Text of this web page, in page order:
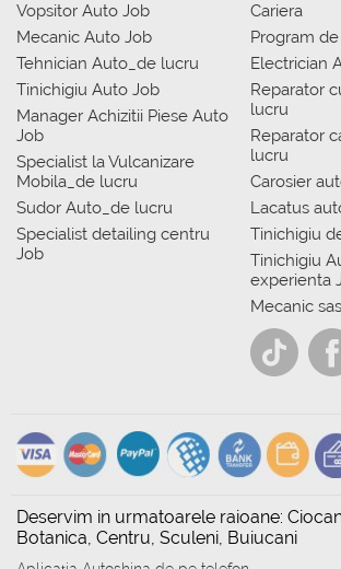
Vopsitor Auto Job
Mecanic Auto Job
Tehnician Auto_de lucru
Tinichigiu Auto Job
Manager Achizitii Piese Auto
Job
Specialist la Vulcanizare
Mobila_de lucru
Sudor Auto_de lucru
Specialist detailing centru
Job
Cariera
Program
Electrician
Reparator
lucru
Reparator
lucru
Carosier
Lacatus
Tinichigiu
Tinichigiu
experienta
Mecanic
Deservim in urmatoarele raioane:
Botanica, Centru, Sculeni, Buiucani